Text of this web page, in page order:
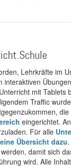
Lehrkräfte im
mit
Traffic
eingerichtet.
Für alle
Übersicht dazu
damit sich
wird. Alle